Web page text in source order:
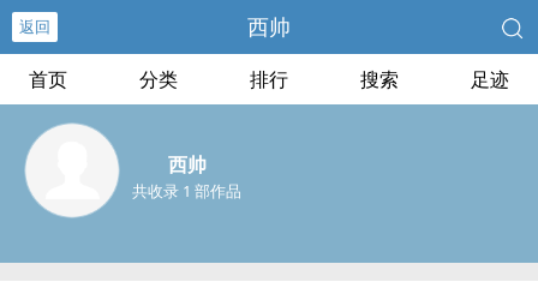
返回 西帅
首页 分类 排行 搜索 足迹
西帅
共收录 1 部作品